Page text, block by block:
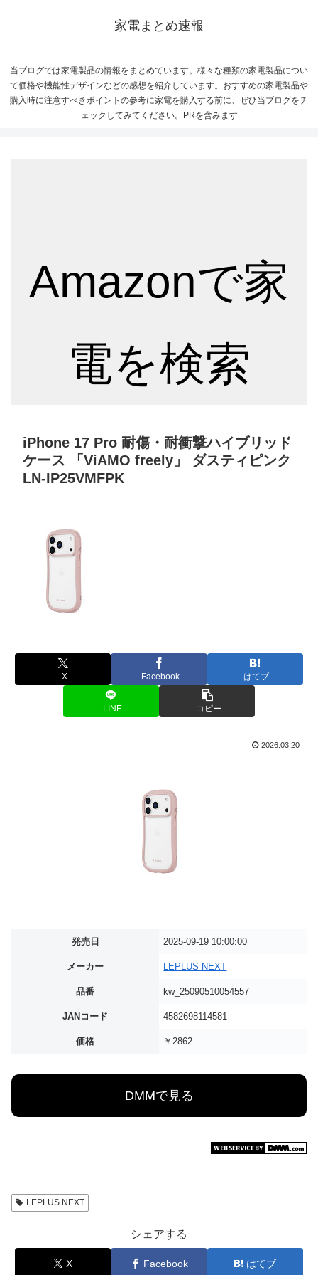
家電まとめ速報
当ブログでは家電製品の情報をまとめています。様々な種類の家電製品につい
て価格や機能性デザインなどの感想を紹介しています。おすすめの家電製品や
購入時に注意すべきポイントの参考に家電を購入する前に、ぜひ当ブログをチ
ェックしてみてください。PRを含みます
Amazonで家
電を検索
iPhone 17 Pro 耐傷・耐衝撃ハイブリッド
ケース 「ViAMO freely」 ダスティピンク
LN-IP25VMFPK
X Facebook はてブ
LINE コピー
2026.03.20
発売日 2025-09-19 10:00:00
メーカー LEPLUS NEXT
品番 kw_25090510054557
JANコード 4582698114581
価格 ￥2862
DMMで見る
LEPLUS NEXT
シェアする
X Facebook はてブ